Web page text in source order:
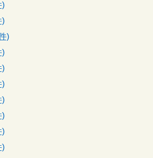
)
)
)
)
)
)
)
)
)
)